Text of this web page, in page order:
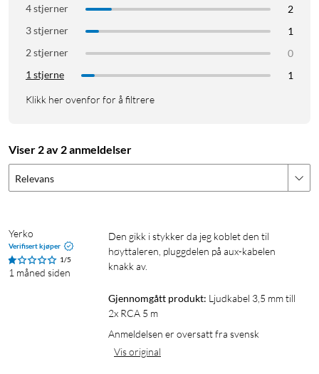
4 stjerner
2
3 stjerner
1
2 stjerner
0
1 stjerne
1
Klikk her ovenfor for å filtrere
Viser 2 av 2 anmeldelser
Relevans
Yerko
Verifisert kjøper
1/5
1 måned siden
Den gikk i stykker da jeg koblet den til
høyttaleren, pluggdelen på aux-kabelen
knakk av.
Gjennomgått produkt: Ljudkabel 3,5 mm till
2x RCA 5 m
Anmeldelsen er oversatt fra svensk
Vis original